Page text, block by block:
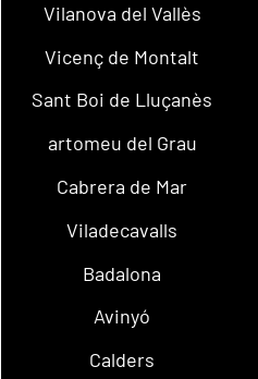
Vilanova del Vallès
Vicenç de Montalt
Sant Boi de Lluçanès
artomeu del Grau
Cabrera de Mar
Viladecavalls
Badalona
Avinyó
Calders